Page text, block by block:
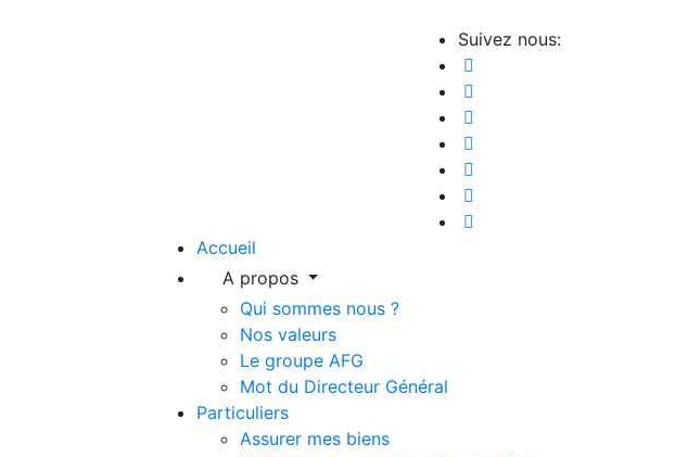
Suivez nous:
Accueil
A propos
Qui sommes nous ?​
Nos valeurs
Le groupe AFG
Mot du Directeur Général
Particuliers
Assurer mes biens